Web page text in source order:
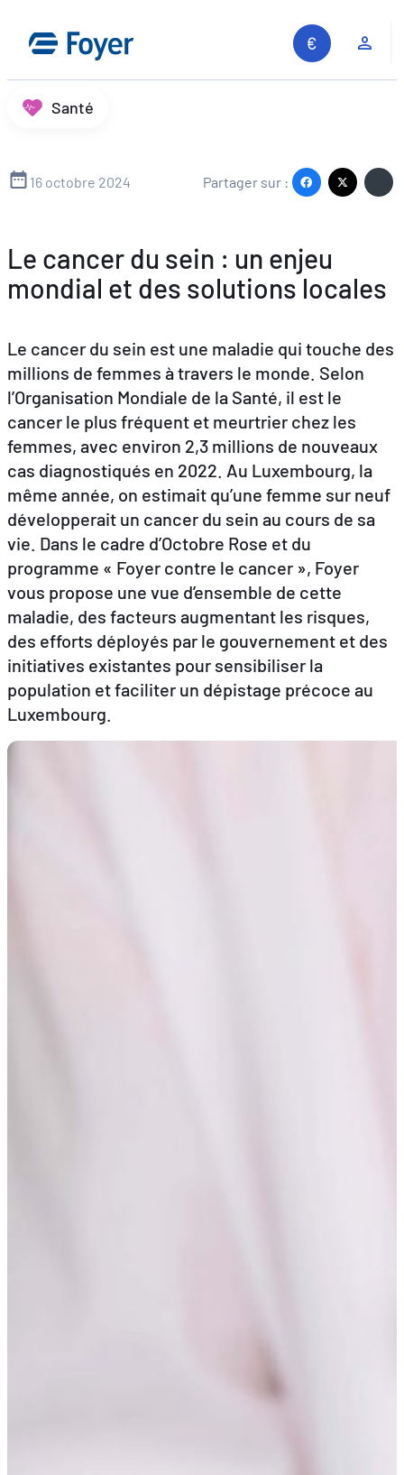
contenu
Recherche sur le site
FRENDE
Santé
16 octobre 2024 Partager sur :
Le cancer du sein : un enjeu
mondial et des solutions locales
Le cancer du sein est une maladie qui touche des
millions de femmes à travers le monde. Selon
l’Organisation Mondiale de la Santé, il est le
cancer le plus fréquent et meurtrier chez les
femmes, avec environ 2,3 millions de nouveaux
cas diagnostiqués en 2022. Au Luxembourg, la
même année, on estimait qu’une femme sur neuf
développerait un cancer du sein au cours de sa
vie. Dans le cadre d’Octobre Rose et du
programme « Foyer contre le cancer », Foyer
vous propose une vue d’ensemble de cette
maladie, des facteurs augmentant les risques,
des efforts déployés par le gouvernement et des
initiatives existantes pour sensibiliser la
population et faciliter un dépistage précoce au
Luxembourg.